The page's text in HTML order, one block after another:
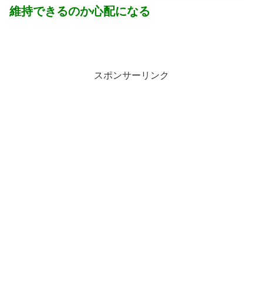
維持できるのか心配になる
スポンサーリンク